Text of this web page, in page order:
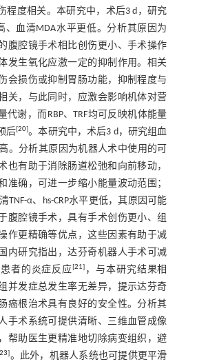
程度相关。本研究中，术后3 d，研究
、血清MDA水平更低。分析其原因为
腹腔镜手术相比创伤更小、手术操作
发生氧化应激一定的抑制作用。相关
会损伤或抑制胃肠功能，抑制程度与
关，与此同时，应激会影响机体对营
代谢，而RBP、TRF均可反映机体能量
后[20]。本研究中，术后3 d，研究组血
。分析其原因为机器人术中使用的可
也有助于消除肠道松弛和向前移动，
准确，可进一步缩小能量波动范围；
TNF-α、hs-CRP水平更低，其原因可能
腹腔镜手术，具有手术创伤更小、组
作更精确等优点，这些因素有助于减
内研究指出，达芬奇机器人手术可减
者的炎症反应[21] ，与本研究结果相
并发症总发生率无差异，提示达芬奇
癌根治术具有良好的安全性。分析其
手术系统可提供清晰、三维血管成像
帮助医生更精准地切除病变组织，避
23]。此外，机器人系统也可提供更平滑